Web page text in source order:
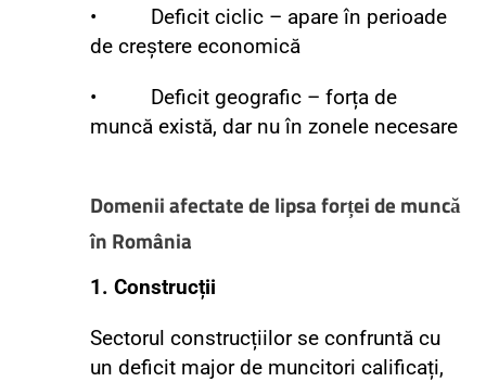
• Deficit ciclic – apare în perioade
de creștere economică
• Deficit geografic – forța de
muncă există, dar nu în zonele necesare
Domenii afectate de lipsa forței de muncă
în România
1. Construcții
Sectorul construcțiilor se confruntă cu
un deficit major de muncitori calificați,